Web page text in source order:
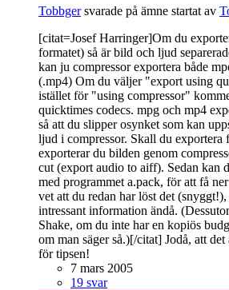
Tobbgersvarade på ämne startat av
[citat=Josef Harringer]Om du
formatet) så är bild och ljud
kan ju compressor exportera både
(.mp4) Om du väljer "export using
istället för "using compressor"
quicktimes codecs. mpg och mp4
så att du slipper osynket som kan
ljud i compressor. Skall du exportera
exporterar du bilden genom
cut (export audio to aiff). Sedan kan
med programmet a.pack, för att få
vet att du redan har löst det
intressant information ändå.
Shake, om du inte har en kopiös
om man säger så.)[/citat] Jodå, att
för tipsen!
7 mars 2005
19 svar